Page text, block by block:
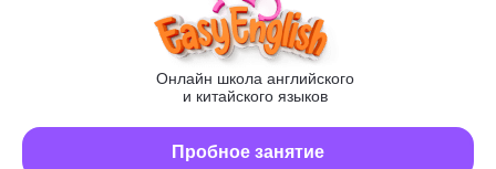
Онлайн школа английского
и китайского языков
Пробное занятие